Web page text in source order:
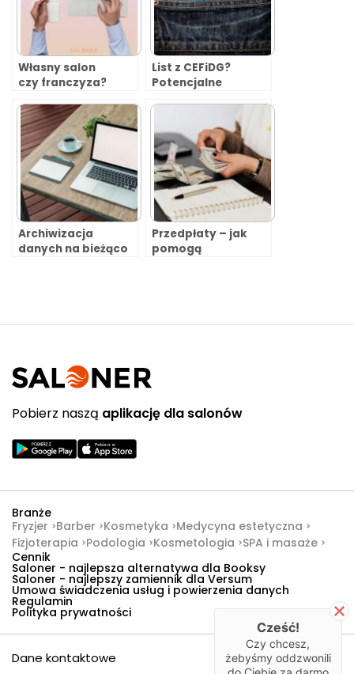
Własny salon
czy franczyza?
List z CEFiDG?
Potencjalne
CEIDG. Nie płać!
Archiwizacja
danych na bieżąco
Przedpłaty – jak
pomogą
Pobierz naszą aplikację dla salonów
Branże
Fryzjer Barber Kosmetyka Medycyna estetyczna
Fizjoterapia Podologia Kosmetologia SPA i masaże
Cennik
Saloner - najlepsza alternatywa dla Booksy
Saloner - najlepszy zamiennik dla Versum
Umowa świadczenia usług i powierzenia danych
Regulamin
Polityka prywatności
Dane kontaktowe
Cześć!
Czy chcesz,
żebyśmy oddzwonili